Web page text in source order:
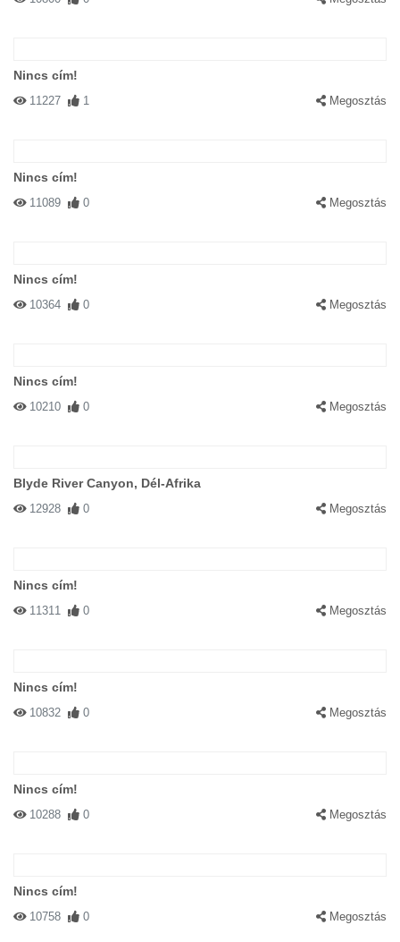
Nincs cím!
11227 1 Megosztás
Nincs cím!
11089 0 Megosztás
Nincs cím!
10364 0 Megosztás
Nincs cím!
10210 0 Megosztás
Blyde River Canyon, Dél-Afrika
12928 0 Megosztás
Nincs cím!
11311 0 Megosztás
Nincs cím!
10832 0 Megosztás
Nincs cím!
10288 0 Megosztás
Nincs cím!
10758 0 Megosztás